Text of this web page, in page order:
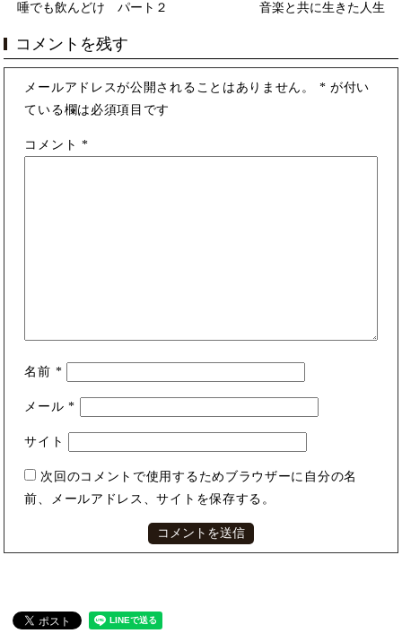
唾でも飲んどけ パート２ 音楽と共に生きた人生
コメントを残す
メールアドレスが公開されることはありません。 * が付い
ている欄は必須項目です
コメント *
名前 *
メール*
サイト
次回のコメントで使用するためブラウザーに自分の名
前、メールアドレス、サイトを保存する。